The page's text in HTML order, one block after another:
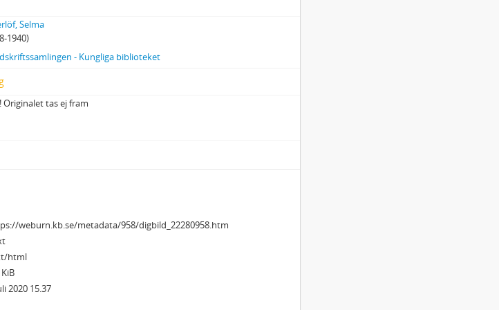
Selma
1940)
- Kungliga biblioteket
Originalet tas ej fram
weburn.kb.se/metadata/958/digbild_22280958.htm
html
2020 15.37